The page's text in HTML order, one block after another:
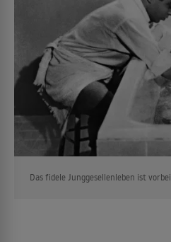
Das fidele Junggesellenleben ist